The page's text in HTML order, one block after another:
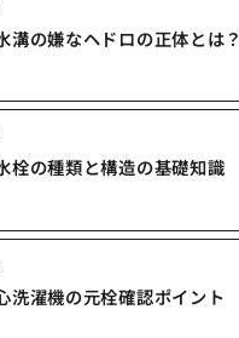
溝の嫌なヘドロの正体とは？
栓の種類と構造の基礎知識
洗濯機の元栓確認ポイント